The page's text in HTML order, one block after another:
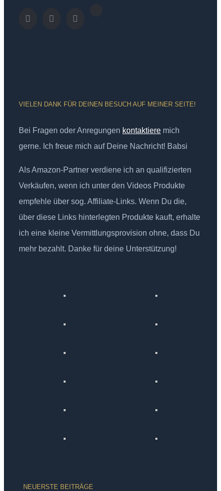
VIELEN DANK FÜR DEINEN BESUCH AUF MEINER SEITE!
Bei Fragen oder Anregungen kontaktiere mich
gerne. Ich freue mich auf Deine Nachricht! Babsi
Als Amazon-Partner verdiene ich an qualifizierten
Verkäufen, wenn ich unter den Videos Produkte
empfehle über sog. Affiliate-Links. Wenn Du die,
über diese Links hinterlegten Produkte kauft, erhalte
ich eine kleine Vermittlungsprovision ohne, dass Du
mehr bezahlt. Danke für deine Unterstützung!
NEUERSTE BEITRÄGE